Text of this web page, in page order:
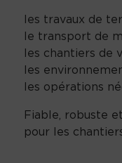
les travaux de
le transport de
les chantiers de
les
les opérations
Fiable, robuste
pour les